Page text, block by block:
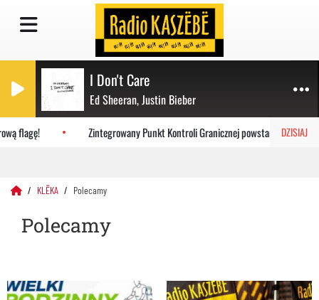
I Don't Care
Ed Sheeran, Justin Bieber
DZISIAJ
Zintegrowany Punkt Kontroli Granicznej powstanie w Porcie
KLËKA Polecamy
Polecamy